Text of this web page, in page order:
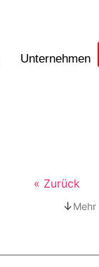
Unternehmen
« Zurück
↓Mehr